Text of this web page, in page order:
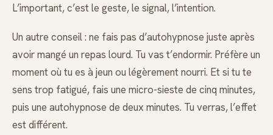
L’important, c’est le geste, le signal, l’intention.
Un autre conseil : ne fais pas d’autohypnose juste après
avoir mangé un repas lourd. Tu vas t’endormir. Préfère un
moment où tu es à jeun ou légèrement nourri. Et si tu te
sens trop fatigué, fais une micro-sieste de cinq minutes,
puis une autohypnose de deux minutes. Tu verras, l’effet
est différent.